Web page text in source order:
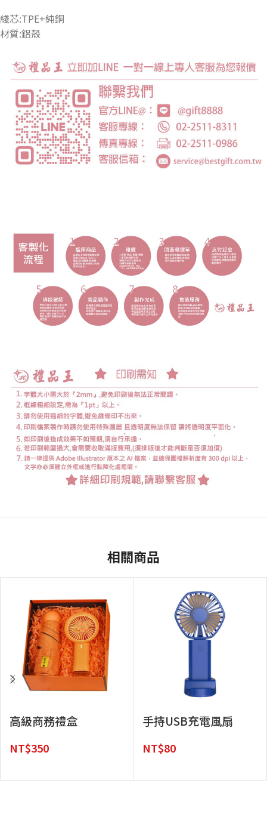
綫芯:TPE+純銅
材質:鋁殼
相關商品
高級商務禮盒
NT$350
手持USB充電風扇
NT$80